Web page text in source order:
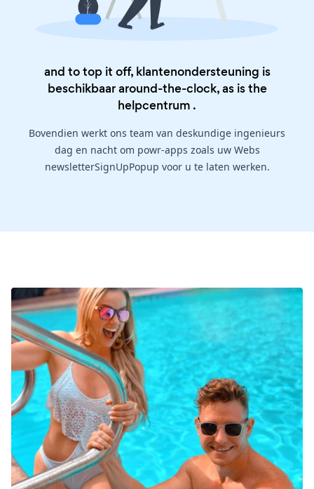
and to top it off, klantenondersteuning is
beschikbaar around-the-clock, as is the
helpcentrum .
Bovendien werkt ons team van deskundige ingenieurs
dag en nacht om powr-apps zoals uw Webs
newsletterSignUpPopup voor u te laten werken.